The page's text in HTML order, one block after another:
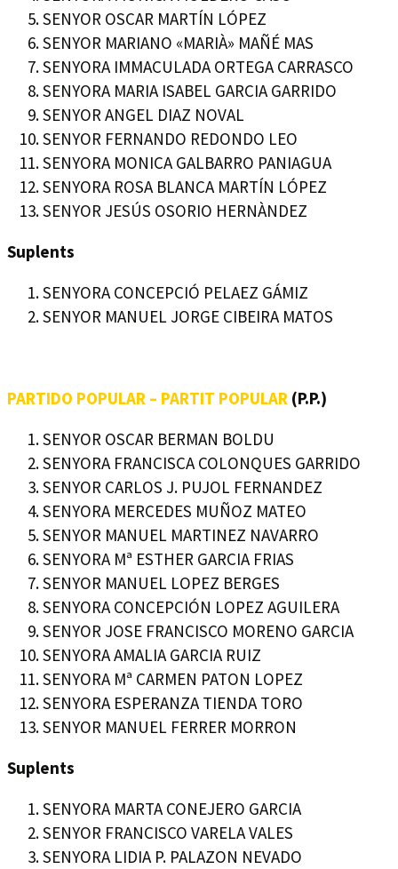
SENYOR OSCAR MARTÍN LÓPEZ
SENYOR MARIANO «MARIÀ» MAÑÉ MAS
SENYORA IMMACULADA ORTEGA CARRASCO
SENYORA MARIA ISABEL GARCIA GARRIDO
SENYOR ANGEL DIAZ NOVAL
SENYOR FERNANDO REDONDO LEO
SENYORA MONICA GALBARRO PANIAGUA
SENYORA ROSA BLANCA MARTÍN LÓPEZ
SENYOR JESÚS OSORIO HERNÀNDEZ
Suplents
SENYORA CONCEPCIÓ PELAEZ GÁMIZ
SENYOR MANUEL JORGE CIBEIRA MATOS
PARTIDO POPULAR – PARTIT POPULAR (P.P.)
SENYOR OSCAR BERMAN BOLDU
SENYORA FRANCISCA COLONQUES GARRIDO
SENYOR CARLOS J. PUJOL FERNANDEZ
SENYORA MERCEDES MUÑOZ MATEO
SENYOR MANUEL MARTINEZ NAVARRO
SENYORA Mª ESTHER GARCIA FRIAS
SENYOR MANUEL LOPEZ BERGES
SENYORA CONCEPCIÓN LOPEZ AGUILERA
SENYOR JOSE FRANCISCO MORENO GARCIA
SENYORA AMALIA GARCIA RUIZ
SENYORA Mª CARMEN PATON LOPEZ
SENYORA ESPERANZA TIENDA TORO
SENYOR MANUEL FERRER MORRON
Suplents
SENYORA MARTA CONEJERO GARCIA
SENYOR FRANCISCO VARELA VALES
SENYORA LIDIA P. PALAZON NEVADO